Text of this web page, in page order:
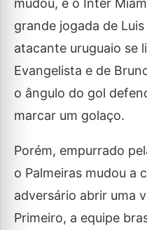
mudou, e o Inter
grande jogada de
atacante uruguaio se
Evangelista e de
o ângulo do gol
marcar um golaço.
Porém, empurrado
o Palmeiras mudou a
adversário abrir uma
Primeiro, a equipe